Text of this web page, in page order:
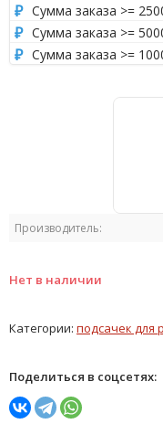
Производитель:
Нет в наличии
Сумма заказа >=
Сумма заказа >=
Сумма заказа >=
Категории: подсачек для
Поделиться в соцсетях: